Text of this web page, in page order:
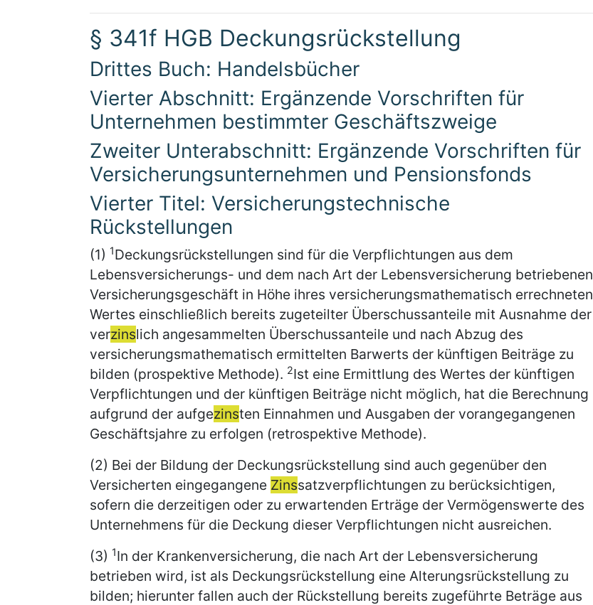
§ 341f HGB Deckungsrückstellung
Drittes Buch: Handelsbücher
Vierter Abschnitt: Ergänzende Vorschriften für
Unternehmen bestimmter Geschäftszweige
Zweiter Unterabschnitt: Ergänzende Vorschriften für
Versicherungsunternehmen und Pensionsfonds
Vierter Titel: Versicherungstechnische
Rückstellungen
(1) 1Deckungsrückstellungen sind für die Verpflichtungen aus dem
Lebensversicherungs- und dem nach Art der Lebensversicherung betriebenen
Versicherungsgeschäft in Höhe ihres versicherungsmathematisch errechneten
Wertes einschließlich bereits zugeteilter Überschussanteile mit Ausnahme der
verzinslich angesammelten Überschussanteile und nach Abzug des
versicherungsmathematisch ermittelten Barwerts der künftigen Beiträge zu
bilden (prospektive Methode). 2Ist eine Ermittlung des Wertes der künftigen
Verpflichtungen und der künftigen Beiträge nicht möglich, hat die Berechnung
aufgrund der aufgezinsten Einnahmen und Ausgaben der vorangegangenen
Geschäftsjahre zu erfolgen (retrospektive Methode).
(2) Bei der Bildung der Deckungsrückstellung sind auch gegenüber den
Versicherten eingegangene Zinssatzverpflichtungen zu berücksichtigen,
sofern die derzeitigen oder zu erwartenden Erträge der Vermögenswerte des
Unternehmens für die Deckung dieser Verpflichtungen nicht ausreichen.
(3) 1In der Krankenversicherung, die nach Art der Lebensversicherung
betrieben wird, ist als Deckungsrückstellung eine Alterungsrückstellung zu
bilden; hierunter fallen auch der Rückstellung bereits zugeführte Beträge aus